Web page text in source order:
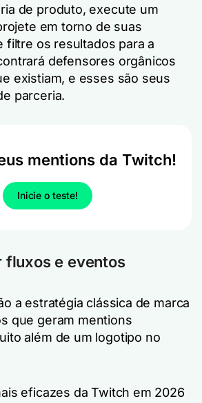
de produto, execute um
em torno de suas
filtre os resultados para a
defensores orgânicos
existiam, e esses são seus
parceria.
mentions da Twitch!
Inicie o teste!
fluxos e eventos
a estratégia clássica de marca
que geram mentions
além de um logotipo no
eficazes da Twitch em 2026